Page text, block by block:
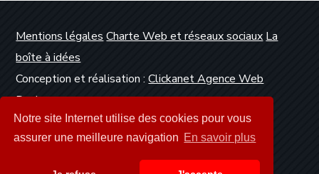
Notre site Internet utilise des cookies pour vous
assurer une meilleure navigation En savoir plus
Mentions légales Charte Web et réseaux sociaux La
boîte à idées
Conception et réalisation :Clickanet Agence Web
Dunkerque